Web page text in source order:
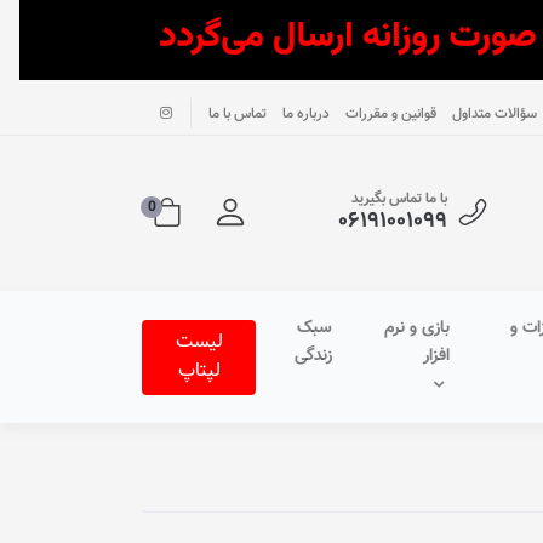
سؤالات متداول قوانین و مقررات درباره ما تماس با ما
با ما تماس بگیرید
۰۶۱۹۱۰۰۱۰۹۹ 0
و
بازی و نرم
افزار
سبک
زندگی
لیست
لپتاپ